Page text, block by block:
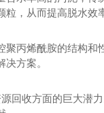
，从而提高脱水效
丙烯酰胺的结构和
方案。
回收方面的巨大潜